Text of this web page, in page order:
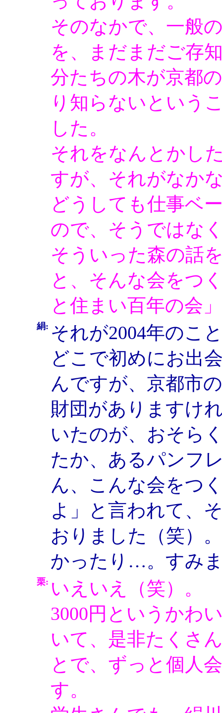
そのなかで、一般
を、まだまだご存
分たちの木が京都
り知らないという
した。
それをなんとかし
すが、それがなか
どうしても仕事ベ
ので、そうではな
そういった森の話
と、そんな会をつ
と住まい百年の会
絹: それが2004年のこ
どこで初めにお出
んですが、京都市
財団がありますけ
いたのが、おそら
たか、あるパンフ
ん、こんな会をつ
よ」と言われて、
おりました（笑）
かったり…。すみ
栗: いえいえ（笑）。
3000円というかわ
いて、是非たくさ
とで、ずっと個人
す。